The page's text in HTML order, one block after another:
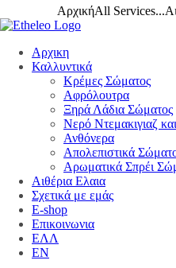
ΑρχικήAll Services...
Αρχικη
Καλλυντικά
Κρέμες Σώματος
Αφρόλουτρα
Ξηρά Λάδια Σώματος
Νερό Ντεμακιγιαζ
Ανθόνερα
Απολεπιστικά
Αρωματικά Σπρέι
Αιθέρια Ελαια
Σχετικά με εμάς
E-shop
Επικοινωνια
ΕΛΛ
EN